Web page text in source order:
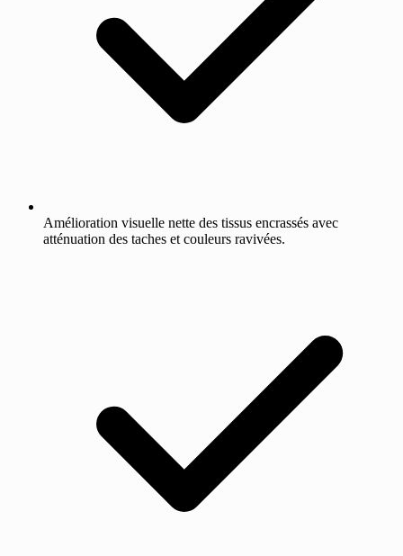
Amélioration visuelle nette des tissus encrassés avec
atténuation des taches et couleurs ravivées.